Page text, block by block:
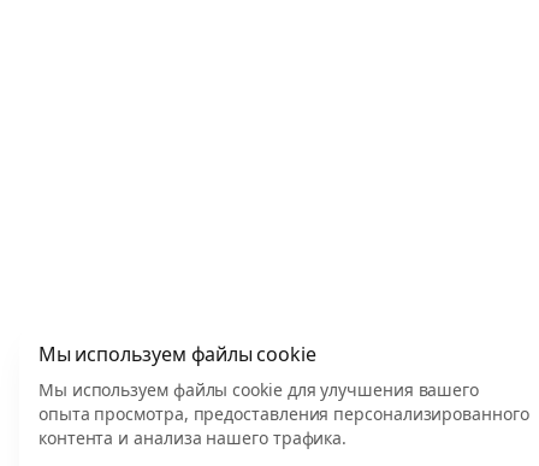
Мы используем файлы cookie
Мы используем файлы cookie для улучшения вашего
опыта просмотра, предоставления персонализированного
контента и анализа нашего трафика.